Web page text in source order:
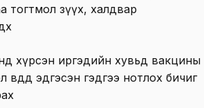
тогтмол зүүх, халдвар
хүрсэн иргэдийн хувьд вакцины
эдгэсэн гэдгээ нотлох бичиг